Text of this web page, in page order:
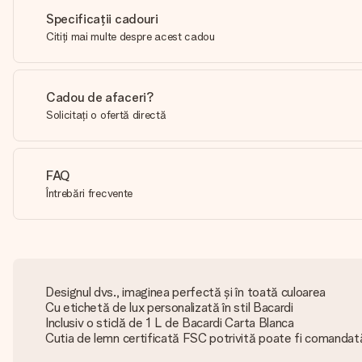
Specificații cadouri
Citiți mai multe despre acest cadou
Cadou de afaceri?
Solicitați o ofertă directă
FAQ
Întrebări frecvente
Designul dvs., imaginea perfectă și în toată culoarea
Cu etichetă de lux personalizată în stil Bacardi
Inclusiv o sticlă de 1 L de Bacardi Carta Blanca
Cutia de lemn certificată FSC potrivită poate fi